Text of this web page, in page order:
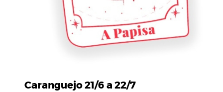
Caranguejo 21/6 a 22/7